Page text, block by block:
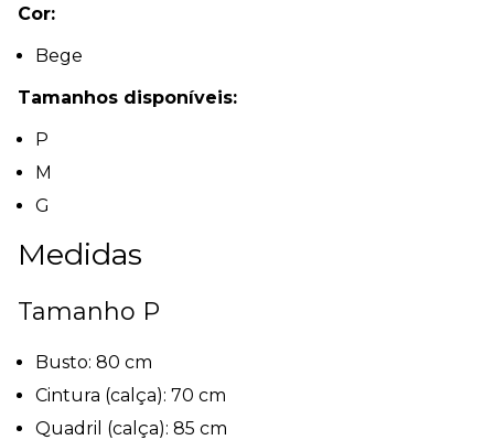
Cor:
Bege
Tamanhos disponíveis:
P
M
G
Medidas
Tamanho P
Busto: 80 cm
Cintura (calça): 70 cm
Quadril (calça): 85 cm